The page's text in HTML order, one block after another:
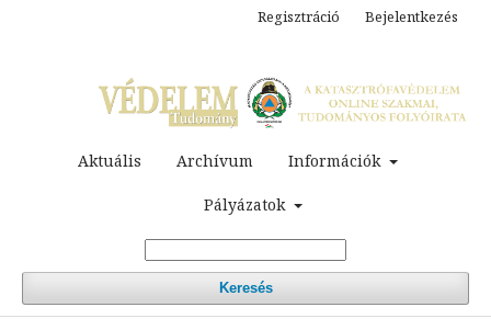
Aktuális Archívum Információk
Pályázatok
Keresés
Regisztráció Bejelentkezés